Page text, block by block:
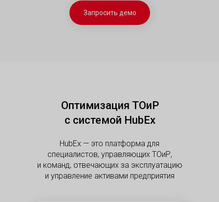
Запросить демо
Оптимизация ТОиР
с системой HubEx
HubEx — это платформа для
специалистов, управляющих ТОиР,
и команд, отвечающих за эксплуатацию
и управление активами предприятия